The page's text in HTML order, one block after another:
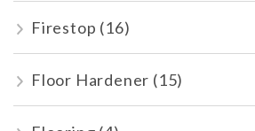
Firestop (16)
Floor Hardener (15)